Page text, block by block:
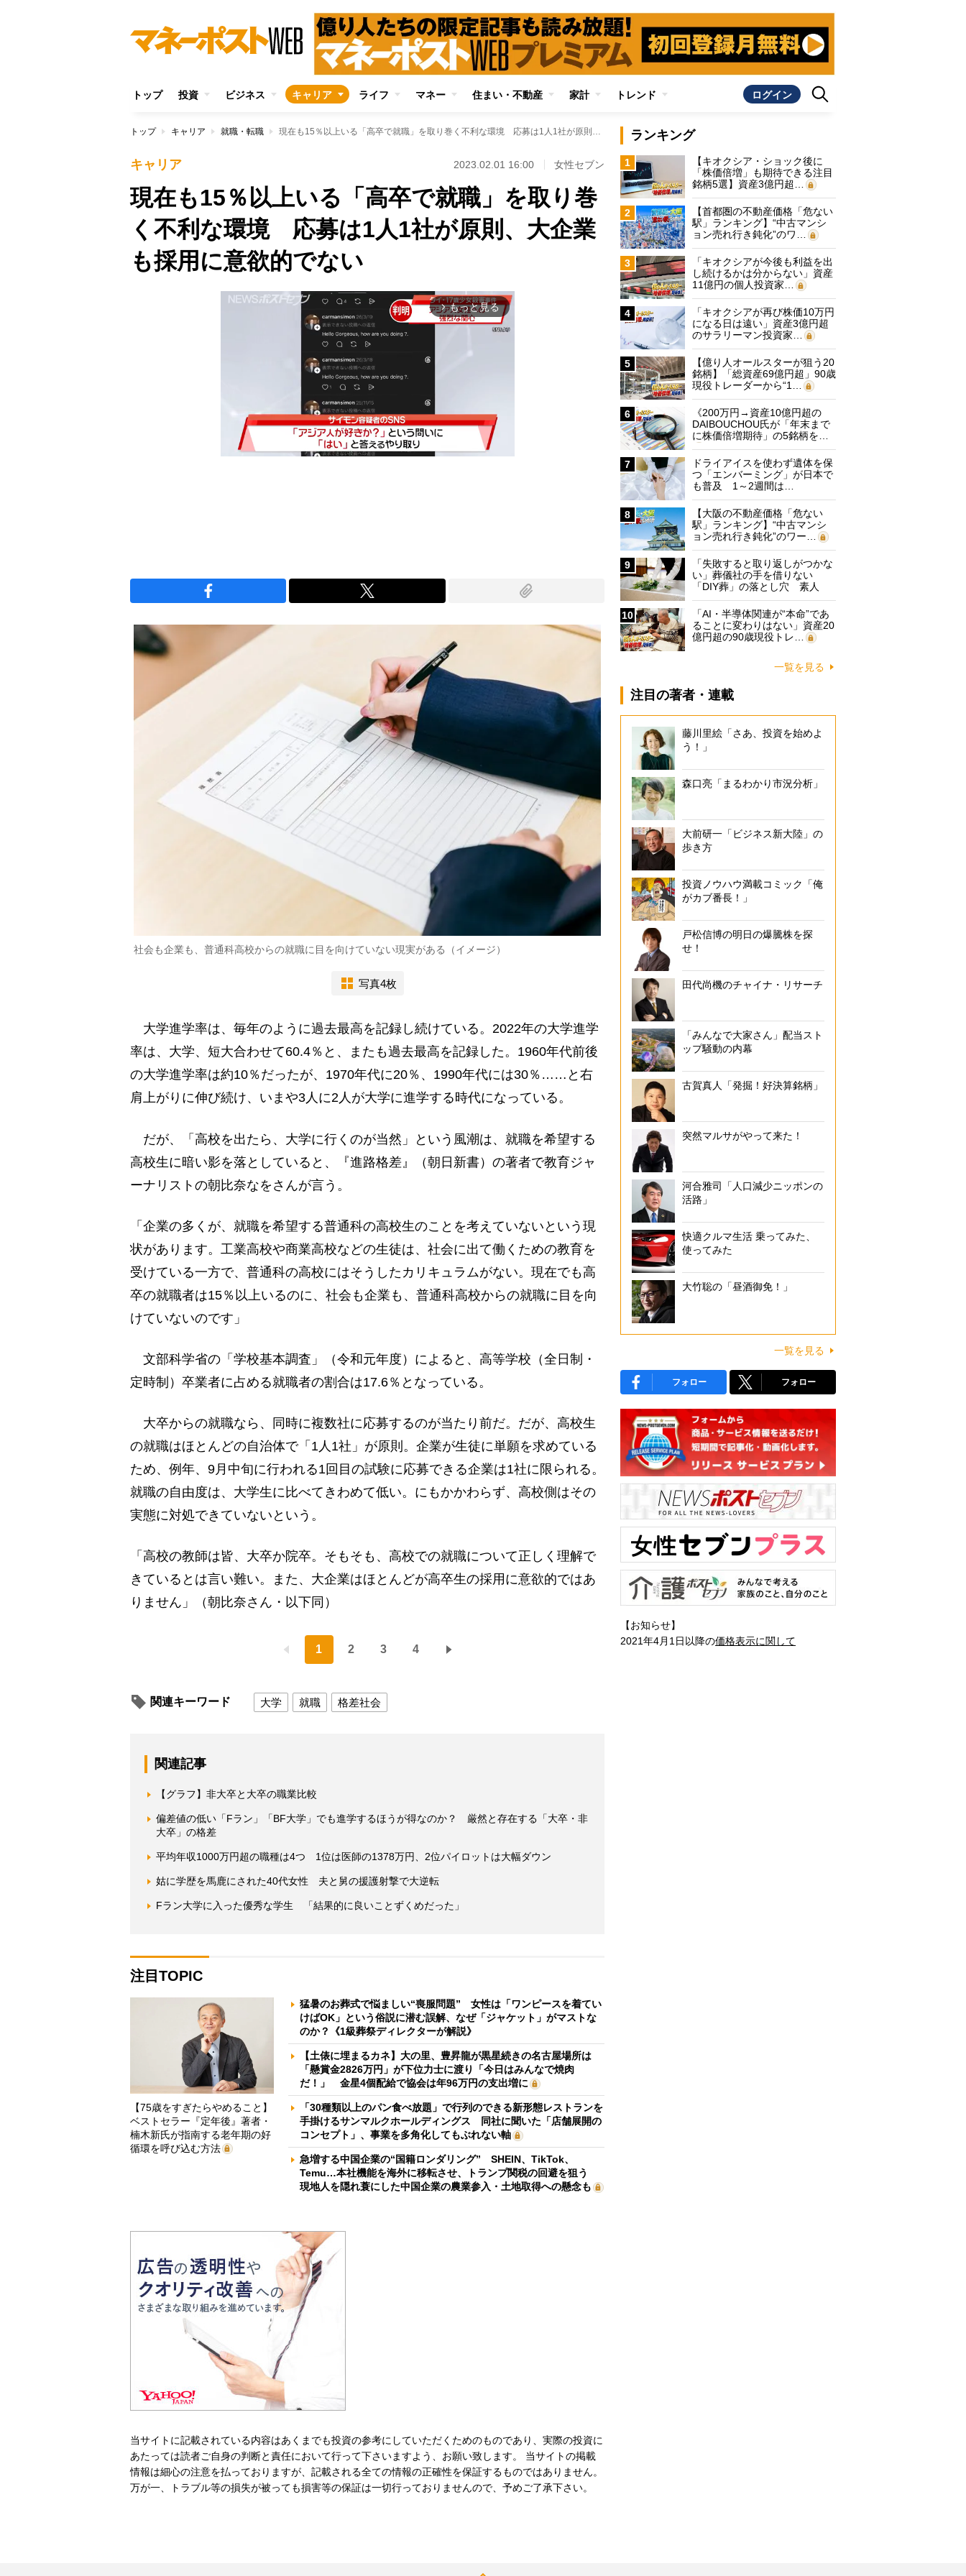
トップ 投資 ビジネス キャリア ライフ マネー 住まい・不動産 家計 トレンド ログイン
トップ キャリア 就職・転職 現在も15％以上いる「高卒で就職」を取り巻く不利な環境 応募は1人1社が原則、大企業も採用に意欲的でない
キャリア 2023.02.01 16:00 女性セブン
現在も15％以上いる「高卒で就職」を取り巻
く不利な環境 応募は1人1社が原則、大企業
も採用に意欲的でない
arrow_forward_ios もっと見る
社会も企業も、普通科高校からの就職に目を向けていない現実がある（イメージ）
写真4枚
大学進学率は、毎年のように過去最高を記録し続けている。2022年の大学進学
率は、大学、短大合わせて60.4％と、またも過去最高を記録した。1960年代前後
の大学進学率は約10％だったが、1970年代に20％、1990年代には30％……と右
肩上がりに伸び続け、いまや3人に2人が大学に進学する時代になっている。
だが、「高校を出たら、大学に行くのが当然」という風潮は、就職を希望する
高校生に暗い影を落としていると、『進路格差』（朝日新書）の著者で教育ジャ
ーナリストの朝比奈なをさんが言う。
「企業の多くが、就職を希望する普通科の高校生のことを考えていないという現
状があります。工業高校や商業高校などの生徒は、社会に出て働くための教育を
受けている一方で、普通科の高校にはそうしたカリキュラムがない。現在でも高
卒の就職者は15％以上いるのに、社会も企業も、普通科高校からの就職に目を向
けていないのです」
文部科学省の「学校基本調査」（令和元年度）によると、高等学校（全日制・
定時制）卒業者に占める就職者の割合は17.6％となっている。
大卒からの就職なら、同時に複数社に応募するのが当たり前だ。だが、高校生
の就職はほとんどの自治体で「1人1社」が原則。企業が生徒に単願を求めている
ため、例年、9月中旬に行われる1回目の試験に応募できる企業は1社に限られる。
就職の自由度は、大学生に比べてきわめて低い。にもかかわらず、高校側はその
実態に対処できていないという。
「高校の教師は皆、大卒か院卒。そもそも、高校での就職について正しく理解で
きているとは言い難い。また、大企業はほとんどが高卒生の採用に意欲的ではあ
りません」（朝比奈さん・以下同）
1 2 3 4
関連キーワード 大学 就職 格差社会
関連記事
【グラフ】非大卒と大卒の職業比較
偏差値の低い「Fラン」「BF大学」でも進学するほうが得なのか？ 厳然と存在する「大卒・非
大卒」の格差
平均年収1000万円超の職種は4つ 1位は医師の1378万円、2位パイロットは大幅ダウン
姑に学歴を馬鹿にされた40代女性 夫と舅の援護射撃で大逆転
Fラン大学に入った優秀な学生 「結果的に良いことずくめだった」
注目TOPIC
【75歳をすぎたらやめること】
ベストセラー『定年後』著者・
楠木新氏が指南する老年期の好
循環を呼び込む方法
猛暑のお葬式で悩ましい“喪服問題” 女性は「ワンピースを着てい
けばOK」という俗説に潜む誤解、なぜ「ジャケット」がマストな
のか？《1級葬祭ディレクターが解説》
【土俵に埋まるカネ】大の里、豊昇龍が黒星続きの名古屋場所は
「懸賞金2826万円」が下位力士に渡り「今日はみんなで焼肉
だ！」 金星4個配給で協会は年96万円の支出増に
「30種類以上のパン食べ放題」で行列のできる新形態レストランを
手掛けるサンマルクホールディングス 同社に聞いた「店舗展開の
コンセプト」、事業を多角化してもぶれない軸
急増する中国企業の“国籍ロンダリング” SHEIN、TikTok、
Temu…本社機能を海外に移転させ、トランプ関税の回避を狙う
現地人を隠れ蓑にした中国企業の農業参入・土地取得への懸念も
当サイトに記載されている内容はあくまでも投資の参考にしていただくためのものであり、実際の投資に
あたっては読者ご自身の判断と責任において行って下さいますよう、お願い致します。 当サイトの掲載
情報は細心の注意を払っておりますが、記載される全ての情報の正確性を保証するものではありません。
万が一、トラブル等の損失が被っても損害等の保証は一切行っておりませんので、予めご了承下さい。
ランキング
1
【キオクシア・ショック後に
「株価倍増」も期待できる注目
銘柄5選】資産3億円超…
2
【首都圏の不動産価格「危ない
駅」ランキング】“中古マンシ
ョン売れ行き鈍化”のワ…
3
「キオクシアが今後も利益を出
し続けるかは分からない」資産
11億円の個人投資家…
4
「キオクシアが再び株価10万円
になる日は遠い」資産3億円超
のサラリーマン投資家…
5
【億り人オールスターが狙う20
銘柄】「総資産69億円超」90歳
現役トレーダーから“1…
6
《200万円→資産10億円超の
DAIBOUCHOU氏が「年末まで
に株価倍増期待」の5銘柄を…
7
ドライアイスを使わず遺体を保
つ「エンバーミング」が日本で
も普及 1～2週間は…
8
【大阪の不動産価格「危ない
駅」ランキング】“中古マンシ
ョン売れ行き鈍化”のワー…
9
「失敗すると取り返しがつかな
い」葬儀社の手を借りない
「DIY葬」の落とし穴 素人
に…
10
「AI・半導体関連が“本命”であ
ることに変わりはない」資産20
億円超の90歳現役トレ…
一覧を見る
注目の著者・連載
藤川里絵「さあ、投資を始めよ
う！」
森口亮「まるわかり市況分析」
大前研一「ビジネス新大陸」の
歩き方
投資ノウハウ満載コミック「俺
がカブ番長！」
戸松信博の明日の爆騰株を探
せ！
田代尚機のチャイナ・リサーチ
「みんなで大家さん」配当スト
ップ騒動の内幕
古賀真人「発掘！好決算銘柄」
突然マルサがやって来た！
河合雅司「人口減少ニッポンの
活路」
快適クルマ生活 乗ってみた、
使ってみた
大竹聡の「昼酒御免！」
一覧を見る
フォロー フォロー
【お知らせ】
2021年4月1日以降の価格表示に関して